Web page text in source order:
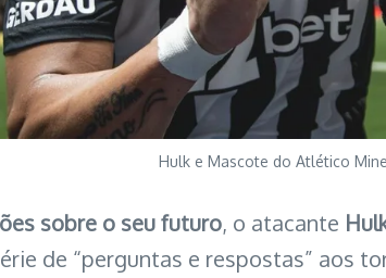
Hulk e Mascote do Atlético
sobre o seu futuro, o atacante
de “perguntas e respostas” aos